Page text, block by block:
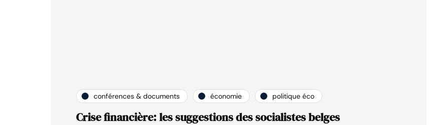
conférences & documents économie politique éco
Crise financière: les suggestions des socialistes belges